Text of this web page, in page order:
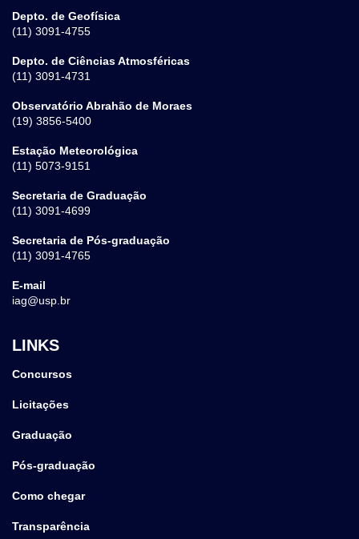
Depto. de Geofísica
(11) 3091-4755
Depto. de Ciências Atmosféricas
(11) 3091-4731
Observatório Abrahão de Moraes
(19) 3856-5400
Estação Meteorológica
(11) 5073-9151
Secretaria de Graduação
(11) 3091-4699
Secretaria de Pós-graduação
(11) 3091-4765
E-mail
iag@usp.br
LINKS
Concursos
Licitações
Graduação
Pós-graduação
Como chegar
Transparência